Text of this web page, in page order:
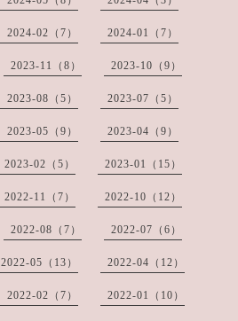
2024-02（7） 2024-01（7）
2023-11（8） 2023-10（9）
2023-08（5） 2023-07（5）
2023-05（9） 2023-04（9）
2023-02（5） 2023-01（15）
2022-11（7） 2022-10（12）
2022-08（7） 2022-07（6）
2022-05（13） 2022-04（12）
2022-02（7） 2022-01（10）